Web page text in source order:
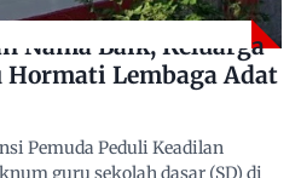
Nama Baik, Keluarga
Hormati Lembaga Adat
Pemuda Peduli Keadilan